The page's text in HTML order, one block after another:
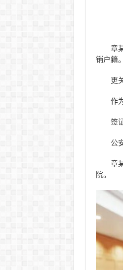
章
销户籍。
更
作
签
公
章
院。